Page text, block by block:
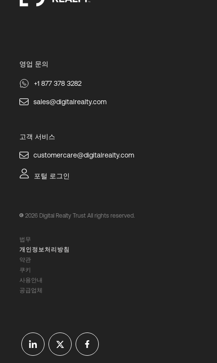
영업 문의
+1 877 378 3282
sales@digitalrealty.com
고객 서비스
customercare@digitalrealty.com
포털 로그인
2026 Digital Realty Trust All rights reserved.
법무
개인정보처리방침
약관
쿠키
사용안내
공급업체